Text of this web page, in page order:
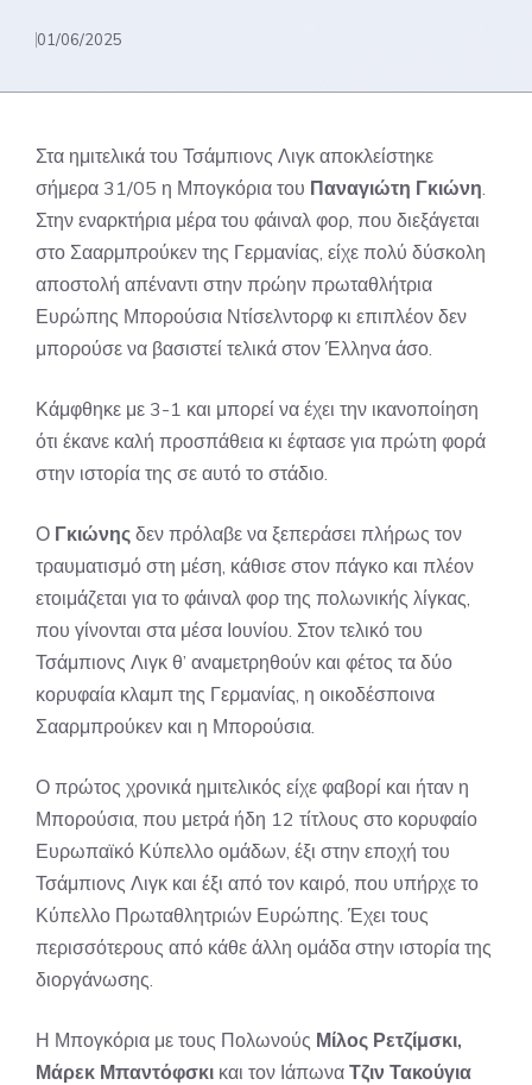
01/06/2025
Στα ημιτελικά του Τσάμπιονς Λιγκ αποκλείστηκε
σήμερα 31/05 η Μπογκόρια του Παναγιώτη Γκιώνη.
Στην εναρκτήρια μέρα του φάιναλ φορ, που διεξάγεται
στο Σααρμπρούκεν της Γερμανίας, είχε πολύ δύσκολη
αποστολή απέναντι στην πρώην πρωταθλήτρια
Ευρώπης Μπορούσια Ντίσελντορφ κι επιπλέον δεν
μπορούσε να βασιστεί τελικά στον Έλληνα άσο.
Κάμφθηκε με 3-1 και μπορεί να έχει την ικανοποίηση
ότι έκανε καλή προσπάθεια κι έφτασε για πρώτη φορά
στην ιστορία της σε αυτό το στάδιο.
Ο Γκιώνης δεν πρόλαβε να ξεπεράσει πλήρως τον
τραυματισμό στη μέση, κάθισε στον πάγκο και πλέον
ετοιμάζεται για το φάιναλ φορ της πολωνικής λίγκας,
που γίνονται στα μέσα Ιουνίου. Στον τελικό του
Τσάμπιονς Λιγκ θ’ αναμετρηθούν και φέτος τα δύο
κορυφαία κλαμπ της Γερμανίας, η οικοδέσποινα
Σααρμπρούκεν και η Μπορούσια.
Ο πρώτος χρονικά ημιτελικός είχε φαβορί και ήταν η
Μπορούσια, που μετρά ήδη 12 τίτλους στο κορυφαίο
Ευρωπαϊκό Κύπελλο ομάδων, έξι στην εποχή του
Τσάμπιονς Λιγκ και έξι από τον καιρό, που υπήρχε το
Κύπελλο Πρωταθλητριών Ευρώπης. Έχει τους
περισσότερους από κάθε άλλη ομάδα στην ιστορία της
διοργάνωσης.
Η Μπογκόρια με τους Πολωνούς Μίλος Ρετζίμσκι,
Μάρεκ Μπαντόφσκι και τον Ιάπωνα Τζιν Τακούγια